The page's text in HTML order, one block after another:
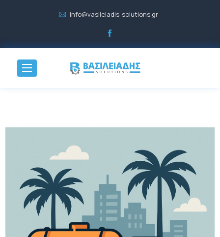
info@vasileiadis-solutions.gr